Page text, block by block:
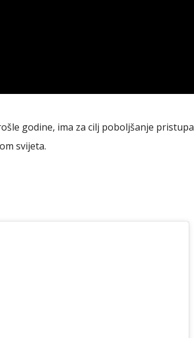
godine, ima za cilj poboljšanje pristupa
svijeta.